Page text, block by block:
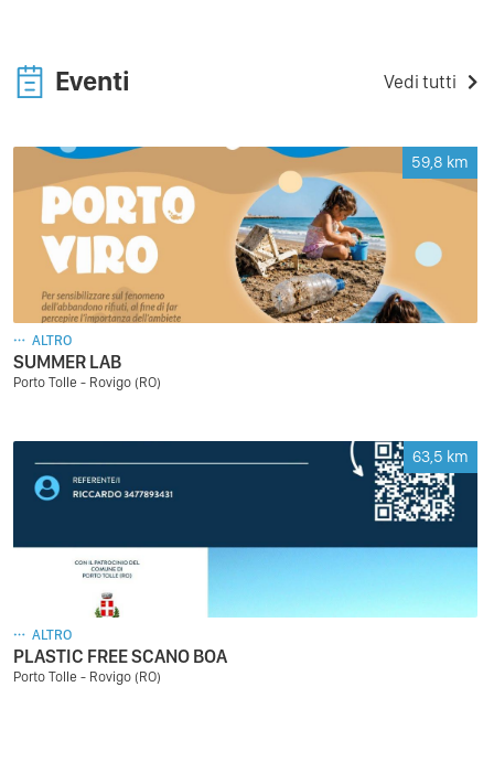
Eventi Vedi tutti
59,8 km
ALTRO
SUMMER LAB
Porto Tolle - Rovigo (RO)
63,5 km
ALTRO
PLASTIC FREE SCANO BOA
Porto Tolle - Rovigo (RO)